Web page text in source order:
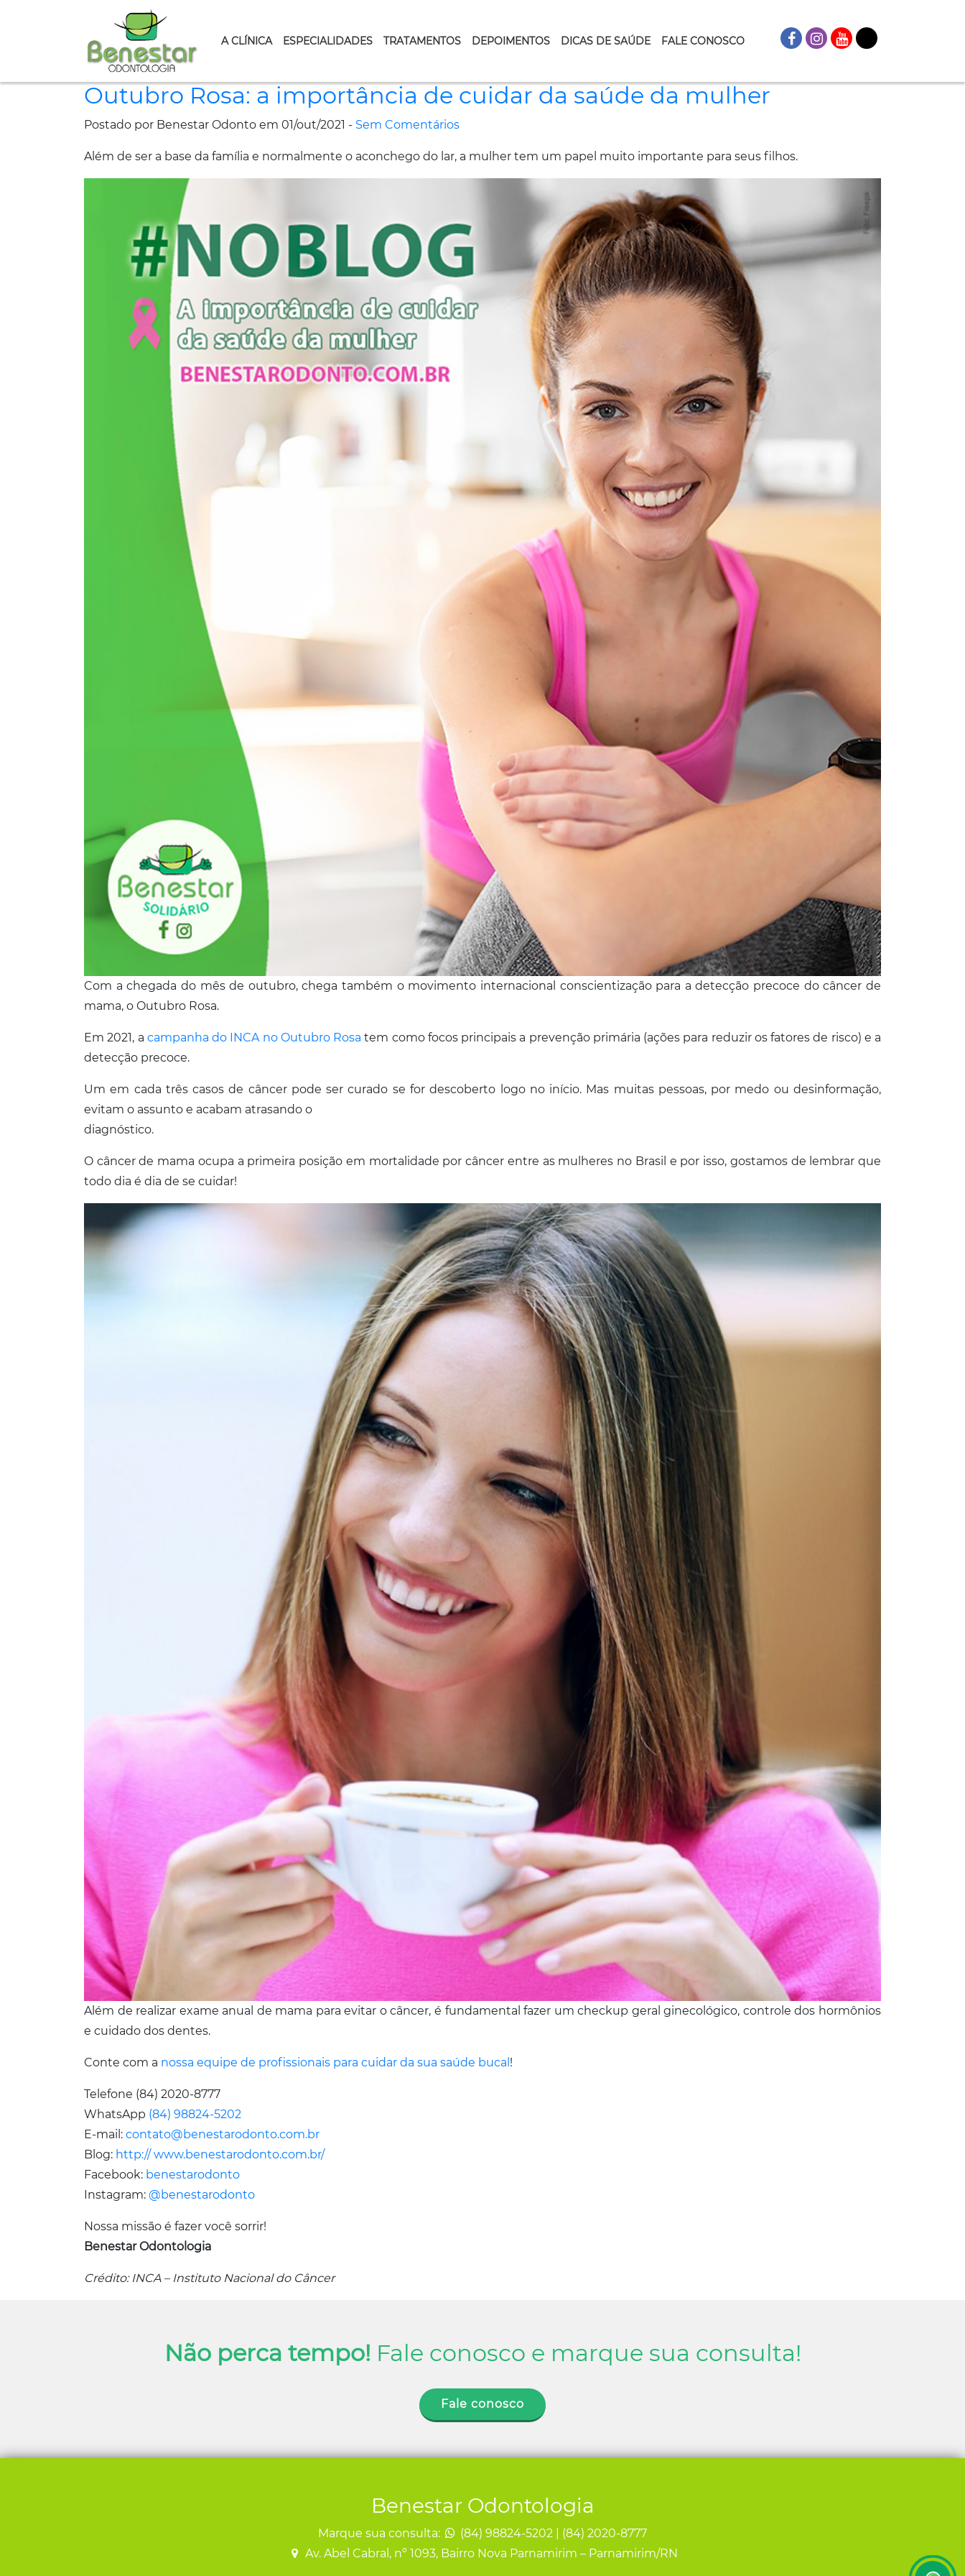
A CLÍNICA ESPECIALIDADES TRATAMENTOS DEPOIMENTOS DICAS DE SAÚDE FALE CONOSCO
Outubro Rosa: a importância de cuidar da saúde da mulher
Postado por Benestar Odonto em 01/out/2021 - Sem Comentários
Além de ser a base da família e normalmente o aconchego do lar, a mulher tem um papel muito importante para seus filhos.
Com a chegada do mês de outubro, chega também o movimento internacional conscientização para a detecção precoce do câncer de
mama, o Outubro Rosa.
Em 2021, a campanha do INCA no Outubro Rosa tem como focos principais a prevenção primária (ações para reduzir os fatores de risco) e a
detecção precoce.
Um em cada três casos de câncer pode ser curado se for descoberto logo no início. Mas muitas pessoas, por medo ou desinformação,
evitam o assunto e acabam atrasando o
diagnóstico.
O câncer de mama ocupa a primeira posição em mortalidade por câncer entre as mulheres no Brasil e por isso, gostamos de lembrar que
todo dia é dia de se cuidar!
Além de realizar exame anual de mama para evitar o câncer, é fundamental fazer um checkup geral ginecológico, controle dos hormônios
e cuidado dos dentes.
Conte com a nossa equipe de profissionais para cuidar da sua saúde bucal !
Telefone (84) 2020-8777
WhatsApp (84) 98824-5202
E-mail: contato@benestarodonto.com.br
Blog: http:// www.benestarodonto.com.br/
Facebook: benestarodonto
Instagram: @benestarodonto
Nossa missão é fazer você sorrir!
Benestar Odontologia
Crédito: INCA – Instituto Nacional do Câncer
Não perca tempo! Fale conosco e marque sua consulta!
Fale conosco
Benestar Odontologia
Marque sua consulta:
(84) 98824-5202 | (84) 2020-8777
Av. Abel Cabral, nº 1093, Bairro Nova Parnamirim – Parnamirim/RN